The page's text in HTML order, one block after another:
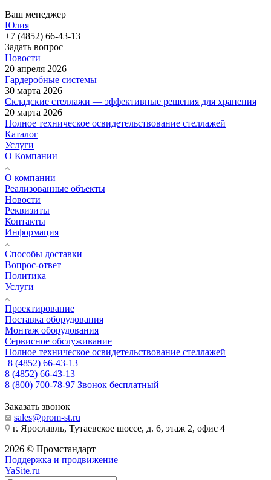
Ваш менеджер
Юлия
+7 (4852) 66-43-13
Задать вопрос
Новости
20 апреля 2026
Гардеробные системы
30 марта 2026
Складские стеллажи — эффективные решения для хранения
20 марта 2026
Полное техническое освидетельствование стеллажей
Каталог
Услуги
О Компании
О компании
Реализованные объекты
Новости
Реквизиты
Контакты
Информация
Способы доставки
Вопрос-ответ
Политика
Услуги
Проектирование
Поставка оборудования
Монтаж оборудования
Сервисное обслуживание
Полное техническое освидетельствование стеллажей
8 (4852) 66-43-13
8 (4852) 66-43-13
8 (800) 700-78-97 Звонок бесплатный
Заказать звонок
sales@prom-st.ru
г. Ярославль, Тутаевское шоссе, д. 6, этаж 2, офис 4
2026 © Промстандарт
Поддержка и продвижение
YaSite.ru